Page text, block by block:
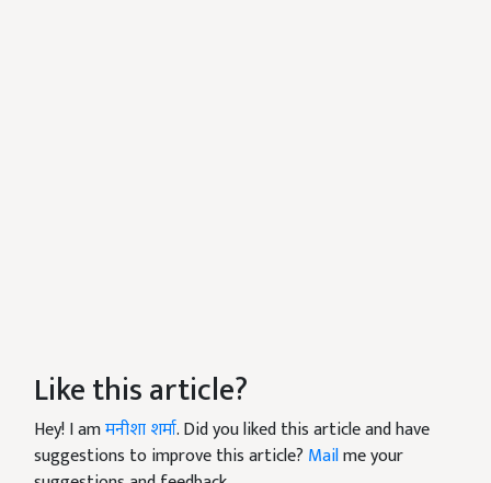
Like this article?
Hey! I amमनीशा शर्मा. Did you liked this article and have
suggestions to improve this article? Mailme your